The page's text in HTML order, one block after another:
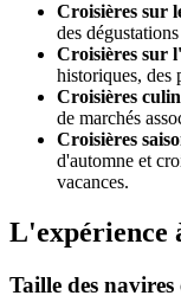
Croisières sur
des
Croisières sur
historiques, des
Croisières
de marchés
Croisières
d'automne et
vacances.
L'expérience
Taille des